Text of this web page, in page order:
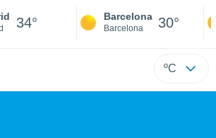
34° Barcelona
Barcelona 30°
ºC